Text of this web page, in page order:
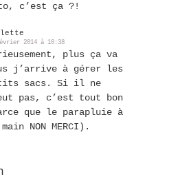
c’est ça ?!
2014 à 10:38
plus ça va
j’arrive à gérer les
sacs. Si il ne
pas, c’est tout bon
que le parapluie à
NON MERCI).